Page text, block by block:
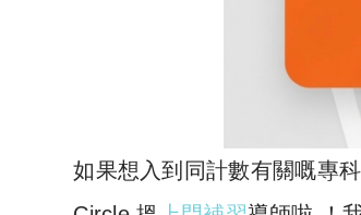
如果想入到同計數有關嘅專